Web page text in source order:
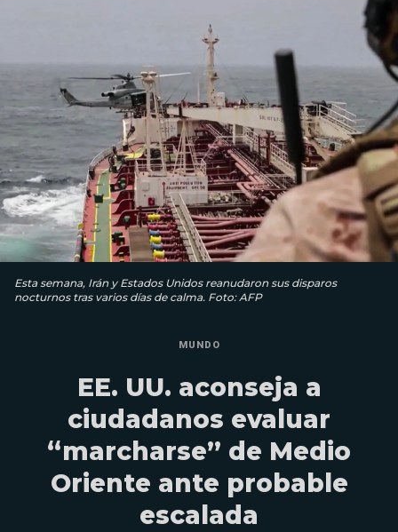
Esta semana, Irán y Estados Unidos reanudaron sus disparos
nocturnos tras varios días de calma. Foto: AFP
MUNDO
EE. UU. aconseja a
ciudadanos evaluar
“marcharse” de Medio
Oriente ante probable
escalada